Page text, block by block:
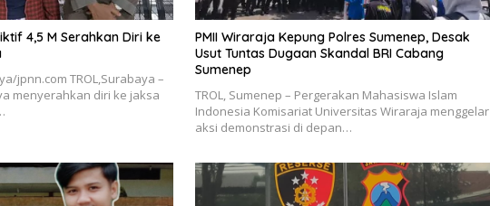
4,5 M Serahkan Diri ke
jpnn.com TROL,Surabaya –
menyerahkan diri ke jaksa
PMII Wiraraja Kepung Polres Sumenep, Desak
Usut Tuntas Dugaan Skandal BRI Cabang
Sumenep
TROL, Sumenep – Pergerakan Mahasiswa Islam
Indonesia Komisariat Universitas Wiraraja menggelar
aksi demonstrasi di depan…